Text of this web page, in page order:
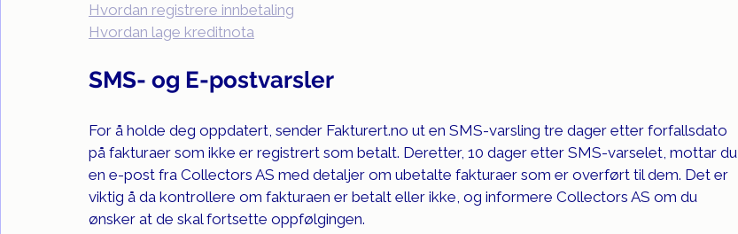
Hvordan registrere innbetaling
Hvordan lage kreditnota
SMS- og E-postvarsler
For å holde deg oppdatert, sender Fakturert.no ut en SMS-varsling tre dager etter forfallsdato
på fakturaer som ikke er registrert som betalt. Deretter, 10 dager etter SMS-varselet, mottar du
en e-post fra Collectors AS med detaljer om ubetalte fakturaer som er overført til dem. Det er
viktig å da kontrollere om fakturaen er betalt eller ikke, og informere Collectors AS om du
ønsker at de skal fortsette oppfølgingen.